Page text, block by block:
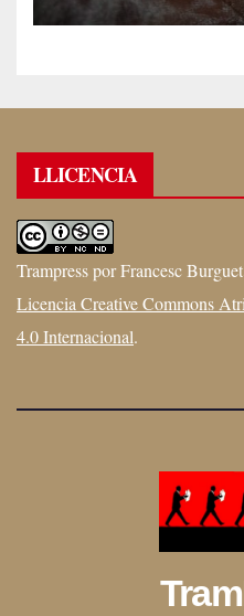
LLICENCIA
TrampressporFrancesc
Licencia Creative Commons
4.0 Internacional.